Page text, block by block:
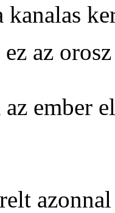
kanalas
az
ember